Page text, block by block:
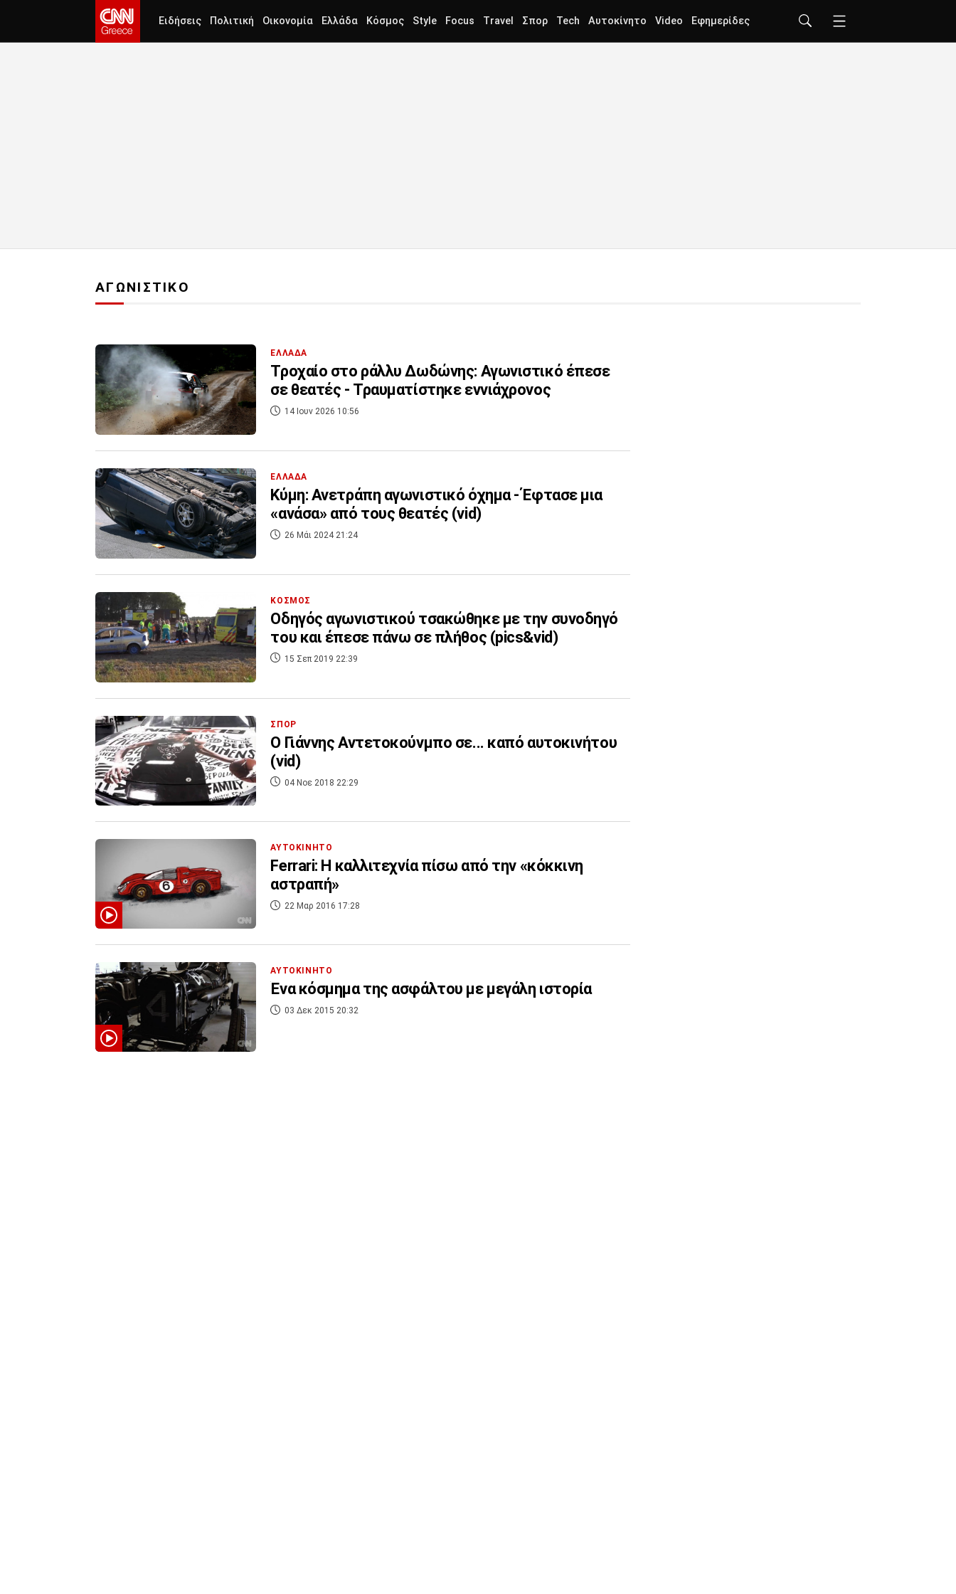
Ειδήσεις Πολιτική Οικονομία Ελλάδα Κόσμος Style Focus Travel Σπορ Tech Αυτοκίνητο Video Εφημερίδες
ΑΓΩΝΙΣΤΙΚΟ
ΕΛΛΑΔΑ
Τροχαίο στο ράλλυ Δωδώνης: Αγωνιστικό έπεσε
σε θεατές - Τραυματίστηκε εννιάχρονος
14 Ιουν 2026 10:56
ΕΛΛΑΔΑ
Κύμη: Ανετράπη αγωνιστικό όχημα - Έφτασε μια
«ανάσα» από τους θεατές (vid)
26 Μάι 2024 21:24
ΚΟΣΜΟΣ
Οδηγός αγωνιστικού τσακώθηκε με την συνοδηγό
του και έπεσε πάνω σε πλήθος (pics&vid)
15 Σεπ 2019 22:39
ΣΠΟΡ
Ο Γιάννης Αντετοκούνμπο σε... καπό αυτοκινήτου
(vid)
04 Νοε 2018 22:29
ΑΥΤΟΚΙΝΗΤΟ
Ferrari: Η καλλιτεχνία πίσω από την «κόκκινη
αστραπή»
22 Μαρ 2016 17:28
ΑΥΤΟΚΙΝΗΤΟ
Ένα κόσμημα της ασφάλτου με μεγάλη ιστορία
03 Δεκ 2015 20:32